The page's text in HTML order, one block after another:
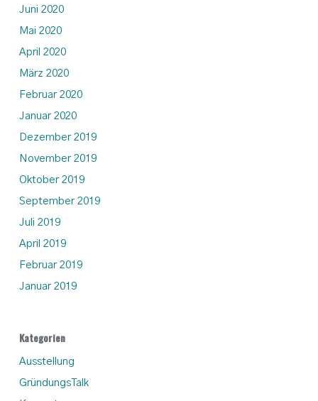
Juni 2020
Mai 2020
April 2020
März 2020
Februar 2020
Januar 2020
Dezember 2019
November 2019
Oktober 2019
September 2019
Juli 2019
April 2019
Februar 2019
Januar 2019
Kategorien
Ausstellung
GründungsTalk